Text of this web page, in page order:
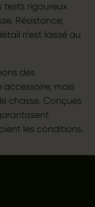
tests rigoureux
Résistance,
n’est laissé au
des
accessoire, mais
chasse. Conçues
les conditions.